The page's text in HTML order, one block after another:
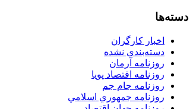
دسته‌ها
اخبار کارگران
دسته‌بندی نشده
روزنامه آرمان
روزنامه اقتصاد پویا
روزنامه جام جم
روزنامه جمهوري اسلامي